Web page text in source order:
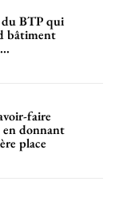
du BTP qui
bâtiment
faire
en donnant
place